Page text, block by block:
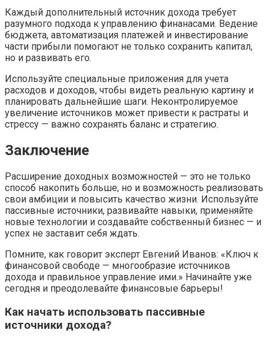
Каждый дополнительный источник дохода требует
разумного подхода к управлению финанасами. Ведение
бюджета, автоматизация платежей и инвестирование
части прибыли помогают не только сохранить капитал,
но и развивать его.
Используйте специальные приложения для учета
расходов и доходов, чтобы видеть реальную картину и
планировать дальнейшие шаги. Неконтролируемое
увеличение источников может привести к растраты и
стрессу — важно сохранять баланс и стратегию.
Заключение
Расширение доходных возможностей — это не только
способ накопить больше, но и возможность реализовать
свои амбиции и повысить качество жизни. Используйте
пассивные источники, развивайте навыки, применяйте
новые технологии и создавайте собственный бизнес — и
успех не заставит себя ждать.
Помните, как говорит эксперт Евгений Иванов: «Ключ к
финансовой свободе — многообразие источников
дохода и правильное управление ими.» Начинайте уже
сегодня и преодолевайте финансовые барьеры!
Как начать использовать пассивные
источники дохода?